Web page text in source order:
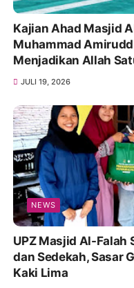
Kajian Ahad Masjid
Muhammad
Menjadikan Allah
Bergantung
JULI 19, 2026
NEWS
UPZ Masjid Al-Falah
dan Sedekah, Sasar
Kaki Lima